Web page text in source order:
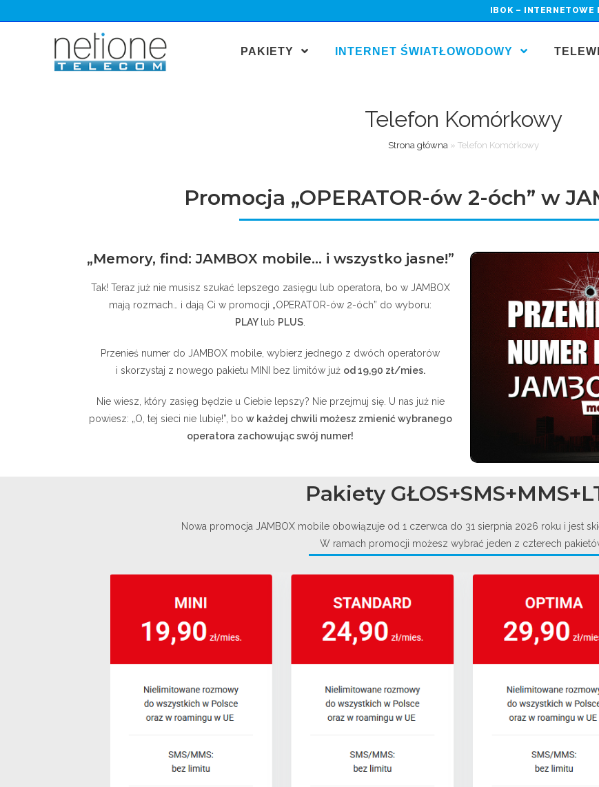
IBOK –
PAKIETY INTERNET ŚWIATŁOWODOWY
Telefon Komórkowy
Strona główna» Telefon Komórkowy
Promocja „OPERATOR-ów 2-óch” w
„Memory, find: JAMBOX mobile... i wszystko jasne!”
Tak! Teraz już nie musisz szukać lepszego zasięgu lub operatora, bo w JAMBOX
mają rozmach… i dają Ci w promocji „OPERATOR-ów 2-óch” do wyboru:
PLAY lub PLUS
Przenieś numer do JAMBOX mobile, wybierz jednego z dwóch operatorów
i skorzystaj z nowego pakietu MINI bez limitów już od 19,90 zł/mies.
Nie wiesz, który zasięg będzie u Ciebie lepszy? Nie przejmuj się. U nas już nie
powiesz: „O, tej sieci nie lubię!”, bo w każdej chwili możesz zmienić wybranego
operatora zachowując swój numer!
Pakiety
Nowa promocja JAMBOX mobile obowiązuje od 1 czerwca do 31 sierpnia 2026 roku i jest
W ramach promocji możesz wybrać jeden z czterech